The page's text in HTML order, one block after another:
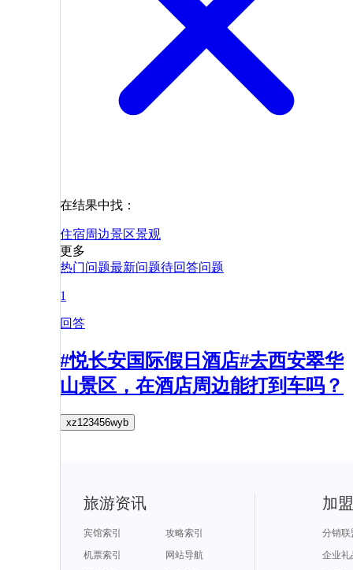
在结果中找：
住宿周边景区景观
更多
热门问题最新问题待回答问题
1
回答
#悦长安国际假日酒店#去西安翠华
山景区，在酒店周边能打到车吗？
xz123456wyb
旅游资讯
宾馆索引
攻略索引
机票索引
网站导航
加
分销联
企业礼